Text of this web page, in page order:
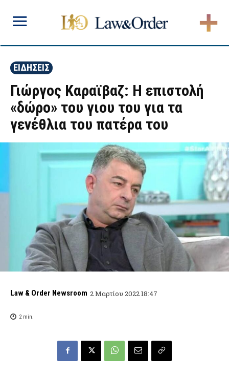
ΕΙΔΗΣΕΙΣ
Γιώργος Καραϊβαζ: Η επιστολή
«δώρο» του γιου του για τα
γενέθλια του πατέρα του
Law & Order Newsroom 2 Μαρτίου 2022 18:47
2min.